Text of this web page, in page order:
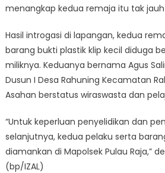
menangkap kedua remaja itu tak
Hasil introgasi di lapangan, kedua
barang bukti plastik klip kecil diduga
miliknya. Keduanya bernama Agus
Dusun I Desa Rahuning Kecamatan
Asahan berstatus wiraswasta dan
“Untuk keperluan penyelidikan dan
selanjutnya, kedua pelaku serta
diamankan di Mapolsek Pulau Raja,”
(bp/IZAL)